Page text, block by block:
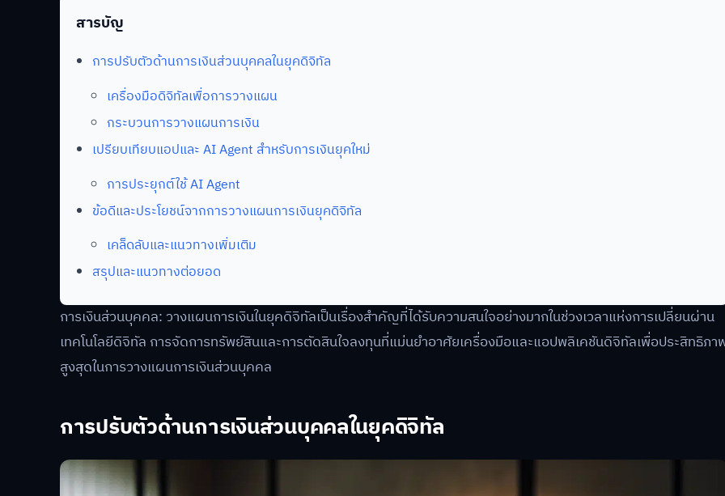
สารบัญ
การปรับตัวด้านการเงินส่วนบุคคลในยุคดิจิทัล
เครื่องมือดิจิทัลเพื่อการวางแผน
กระบวนการวางแผนการเงิน
เปรียบเทียบแอปและ AI Agent สำหรับการเงินยุคใหม่
การประยุกต์ใช้ AI Agent
ข้อดีและประโยชน์จากการวางแผนการเงินยุคดิจิทัล
เคล็ดลับและแนวทางเพิ่มเติม
สรุปและแนวทางต่อยอด
การเงินส่วนบุคคล: วางแผนการเงินในยุคดิจิทัลเป็นเรื่องสำคัญที่ได้รับความสนใจอย่างมากในช่วงเวลาแห่งการเปลี่ยนผ่าน
เทคโนโลยีดิจิทัล การจัดการทรัพย์สินและการตัดสินใจลงทุนที่แม่นยำอาศัยเครื่องมือและแอปพลิเคชันดิจิทัลเพื่อประสิทธิภา
สูงสุดในการวางแผนการเงินส่วนบุคคล
การปรับตัวด้านการเงินส่วนบุคคลในยุคดิจิทัล